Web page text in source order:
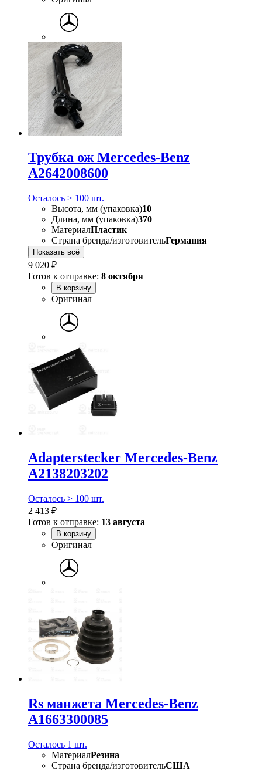
Трубка ож Mercedes-Benz
A2642008600
Осталось > 100 шт.
Высота, мм (упаковка)10
Длина, мм (упаковка)370
МатериалПластик
Страна бренда/изготовительГермания
Показать всё
9 020 ₽
Готов к отправке: 8 октября
В корзину
Оригинал
Adapterstecker Mercedes-Benz
A2138203202
Осталось > 100 шт.
2 413 ₽
Готов к отправке: 13 августа
В корзину
Оригинал
Rs манжета Mercedes-Benz
A1663300085
Осталось 1 шт.
МатериалРезина
Страна бренда/изготовительСША